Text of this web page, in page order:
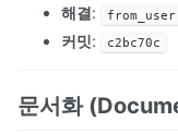
해결: from_user
커밋: c2bc70c
문서화